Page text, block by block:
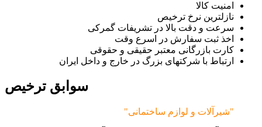
امنیت کالا
نازلترین نرخ ترخیص
سرعت و دقت بالا در تشریفات گمرکی
اخذ ثبت سفارش در اسرع وقت
کارت بازرگانی معتبر حقیقی و حقوقی
ارتباط با شرکتهای بزرگ در خارج و داخل ایران
سوابق ترخیص
"شیرآلات و لوازم ساختمانی"